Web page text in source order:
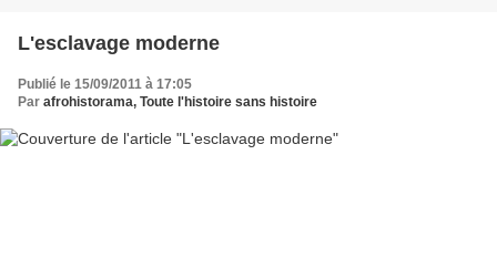
L'esclavage moderne
Publié le 15/09/2011 à 17:05
Par afrohistorama, Toute l'histoire sans histoire